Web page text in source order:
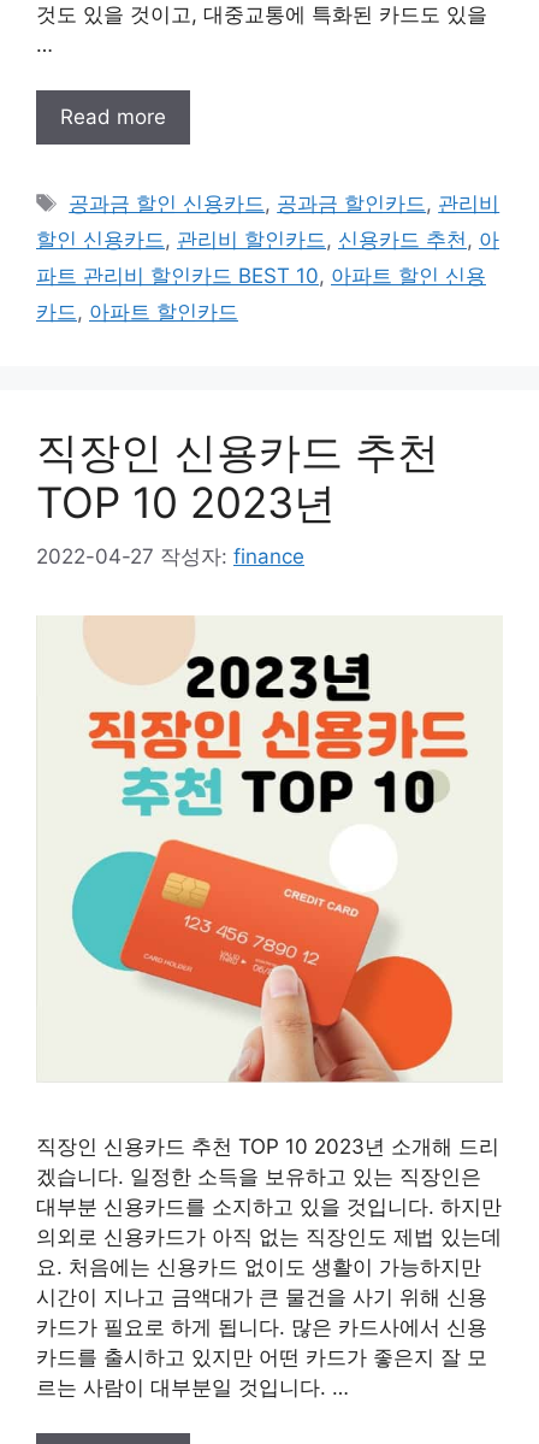
것도 있을 것이고, 대중교통에 특화된 카드도 있을
…
Read more
태
그
공과금 할인 신용카드, 공과금 할인카드, 관리비
할인 신용카드, 관리비 할인카드, 신용카드 추천, 아
파트 관리비 할인카드 BEST 10, 아파트 할인 신용
카드, 아파트 할인카드
직장인 신용카드 추천
TOP 10 2023년
2022-04-27 작성자: finance
직장인 신용카드 추천 TOP 10 2023년 소개해 드리
겠습니다. 일정한 소득을 보유하고 있는 직장인은
대부분 신용카드를 소지하고 있을 것입니다. 하지만
의외로 신용카드가 아직 없는 직장인도 제법 있는데
요. 처음에는 신용카드 없이도 생활이 가능하지만
시간이 지나고 금액대가 큰 물건을 사기 위해 신용
카드가 필요로 하게 됩니다. 많은 카드사에서 신용
카드를 출시하고 있지만 어떤 카드가 좋은지 잘 모
르는 사람이 대부분일 것입니다. …